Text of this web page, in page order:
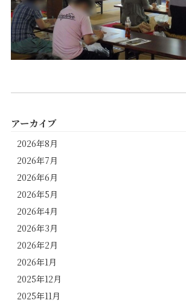
アーカイブ
2026年8月
2026年7月
2026年6月
2026年5月
2026年4月
2026年3月
2026年2月
2026年1月
2025年12月
2025年11月